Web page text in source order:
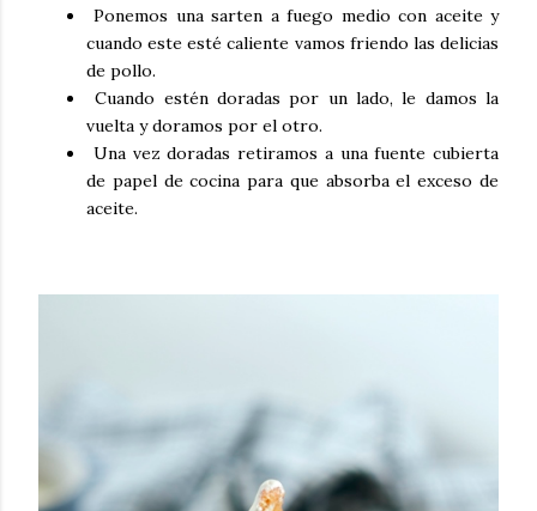
Ponemos una sarten a fuego medio con aceite y
cuando este esté caliente vamos friendo las delicias
de pollo.
Cuando estén doradas por un lado, le damos la
vuelta y doramos por el otro.
Una vez doradas retiramos a una fuente cubierta
de papel de cocina para que absorba el exceso de
aceite.